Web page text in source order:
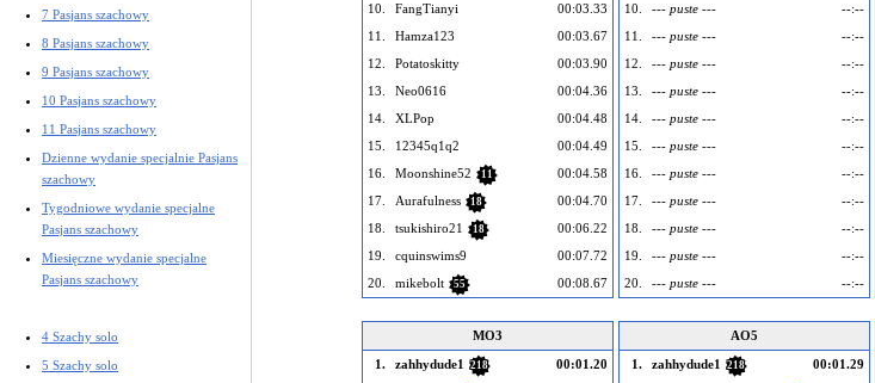
7 Pasjans szachowy
8 Pasjans szachowy
9 Pasjans szachowy
10 Pasjans szachowy
11 Pasjans szachowy
Dzienne wydanie specjalnie Pasjans
szachowy
Tygodniowe wydanie specjalne
Pasjans szachowy
Miesięczne wydanie specjalne
Pasjans szachowy
4 Szachy solo
5 Szachy solo
10.
FangTianyi
00:03.33
11.
Hamza123
00:03.67
12.
Potatoskitty
00:03.90
13.
Neo0616
00:04.36
14.
XLPop
00:04.48
15.
12345q1q2
00:04.49
16.
Moonshine52 11
00:04.58
17.
Aurafulness 18
00:04.70
18.
tsukishiro21 18
00:06.22
19.
cquinswims9
00:07.72
20.
mikebolt 55 00:08.67
10.
--- puste ---
--:--
11.
--- puste ---
--:--
12.
--- puste ---
--:--
13.
--- puste ---
--:--
14.
--- puste ---
--:--
15.
--- puste ---
--:--
16.
--- puste ---
--:--
17.
--- puste ---
--:--
18.
--- puste ---
--:--
19.
--- puste ---
--:--
20.
--- puste --- --:--
MO3
1.
zahhydude1 218
00:01.20
AO5
1.
zahhydude1 218
00:01.29